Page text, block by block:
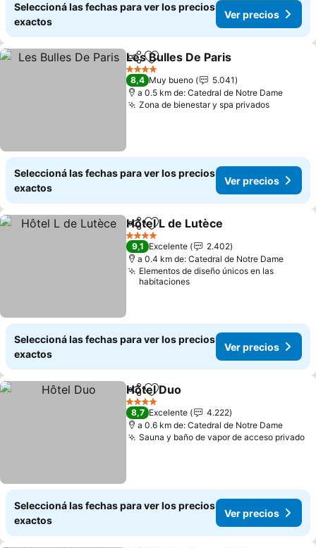
Seleccioná las fechas para ver los precios
exactos
Ver precios
CompartirAñadir a favoritos
Les Bulles De Paris
4 Estrellas
8,4 Muy bueno
5.041
a 0.5 km de: Catedral de Notre Dame
Zona de bienestar y spa privadosVer
Seleccioná las fechas para ver los precios
exactos
Ver precios
CompartirAñadir a favoritos
Hôtel L de Lutèce
4 Estrellas
9,1 Excelente
2.402
a 0.4 km de: Catedral de Notre Dame
Elementos de diseño únicos en las
habitaciones
Seleccioná las fechas para ver los precios
exactos
Ver precios
CompartirAñadir a favoritos
Hôtel Duo
4 Estrellas
8,7 Excelente
4.222
a 0.6 km de: Catedral de Notre Dame
Sauna y baño de vapor de acceso privado
Seleccioná las fechas para ver los precios
exactos
Ver precios